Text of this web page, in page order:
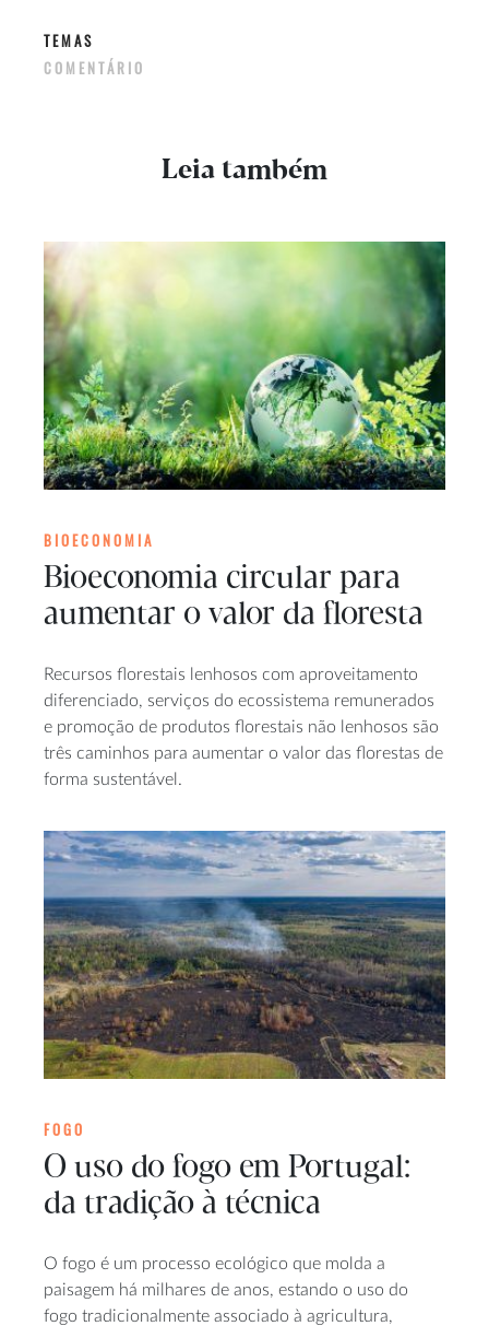
TEMAS
COMENTÁRIO
Leia também
BIOECONOMIA
Bioeconomia circular para
aumentar o valor da floresta
Recursos florestais lenhosos com aproveitamento
diferenciado, serviços do ecossistema remunerados
e promoção de produtos florestais não lenhosos são
três caminhos para aumentar o valor das florestas de
forma sustentável.
FOGO
O uso do fogo em Portugal:
da tradição à técnica
O fogo é um processo ecológico que molda a
paisagem há milhares de anos, estando o uso do
fogo tradicionalmente associado à agricultura,